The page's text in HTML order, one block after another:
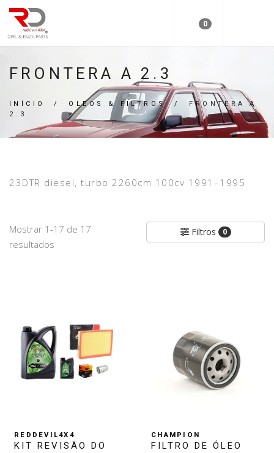
0
FRONTERA A 2.3
INÍCIO / OLEOS & FILTROS/ FRONTERA A
2.3
23DTR diesel, turbo 2260cm 100cv 1991–1995
Mostrar 1-17 de 17
resultados
Filtros 0
REDDEVIL4X4
KIT REVISÃO DO
CHAMPION
FILTRO DE ÓLEO